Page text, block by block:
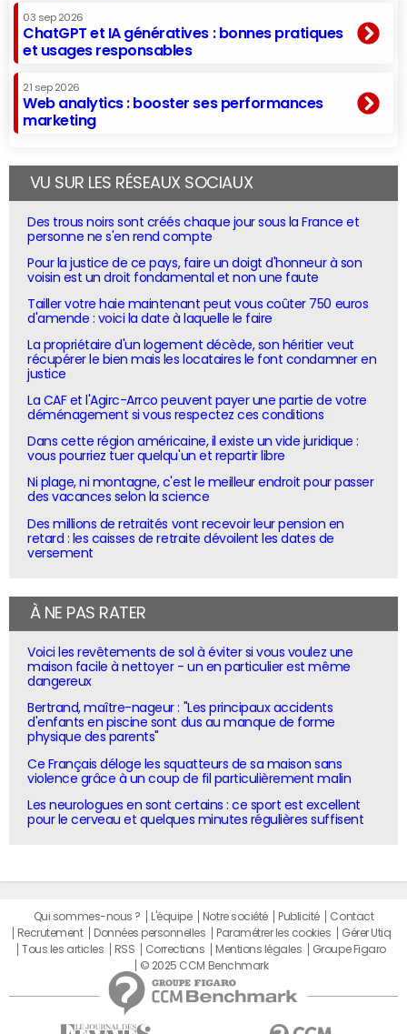
03 sep 2026
ChatGPT et IA génératives : bonnes pratiques
et usages responsables
21 sep 2026
Web analytics : booster ses performances
marketing
VU SUR LES RÉSEAUX SOCIAUX
Des trous noirs sont créés chaque jour sous la France et
personne ne s'en rend compte
Pour la justice de ce pays, faire un doigt d'honneur à son
voisin est un droit fondamental et non une faute
Tailler votre haie maintenant peut vous coûter 750 euros
d'amende : voici la date à laquelle le faire
La propriétaire d'un logement décède, son héritier veut
récupérer le bien mais les locataires le font condamner en
justice
La CAF et l'Agirc-Arrco peuvent payer une partie de votre
déménagement si vous respectez ces conditions
Dans cette région américaine, il existe un vide juridique :
vous pourriez tuer quelqu'un et repartir libre
Ni plage, ni montagne, c'est le meilleur endroit pour passer
des vacances selon la science
Des millions de retraités vont recevoir leur pension en
retard : les caisses de retraite dévoilent les dates de
versement
À NE PAS RATER
Voici les revêtements de sol à éviter si vous voulez une
maison facile à nettoyer - un en particulier est même
dangereux
Bertrand, maître-nageur : "Les principaux accidents
d'enfants en piscine sont dus au manque de forme
physique des parents"
Ce Français déloge les squatteurs de sa maison sans
violence grâce à un coup de fil particulièrement malin
Les neurologues en sont certains : ce sport est excellent
pour le cerveau et quelques minutes régulières suffisent
Qui sommes-nous ? L'équipe Notre société Publicité
Contact
Recrutement
Données personnelles Paramétrer les cookies
Gérer Utiq
Tous les articles
RSS Corrections Mentions légales
Groupe Figaro
© 2025 CCM Benchmark